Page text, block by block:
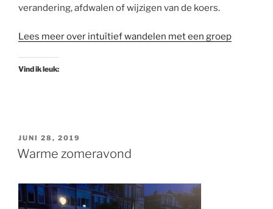
verandering, afdwalen of wijzigen van de koers.
Lees meer over intuïtief wandelen met een groep
Vind ik leuk:
GEPLAATST
OP
JUNI 28, 2019
Warme zomeravond